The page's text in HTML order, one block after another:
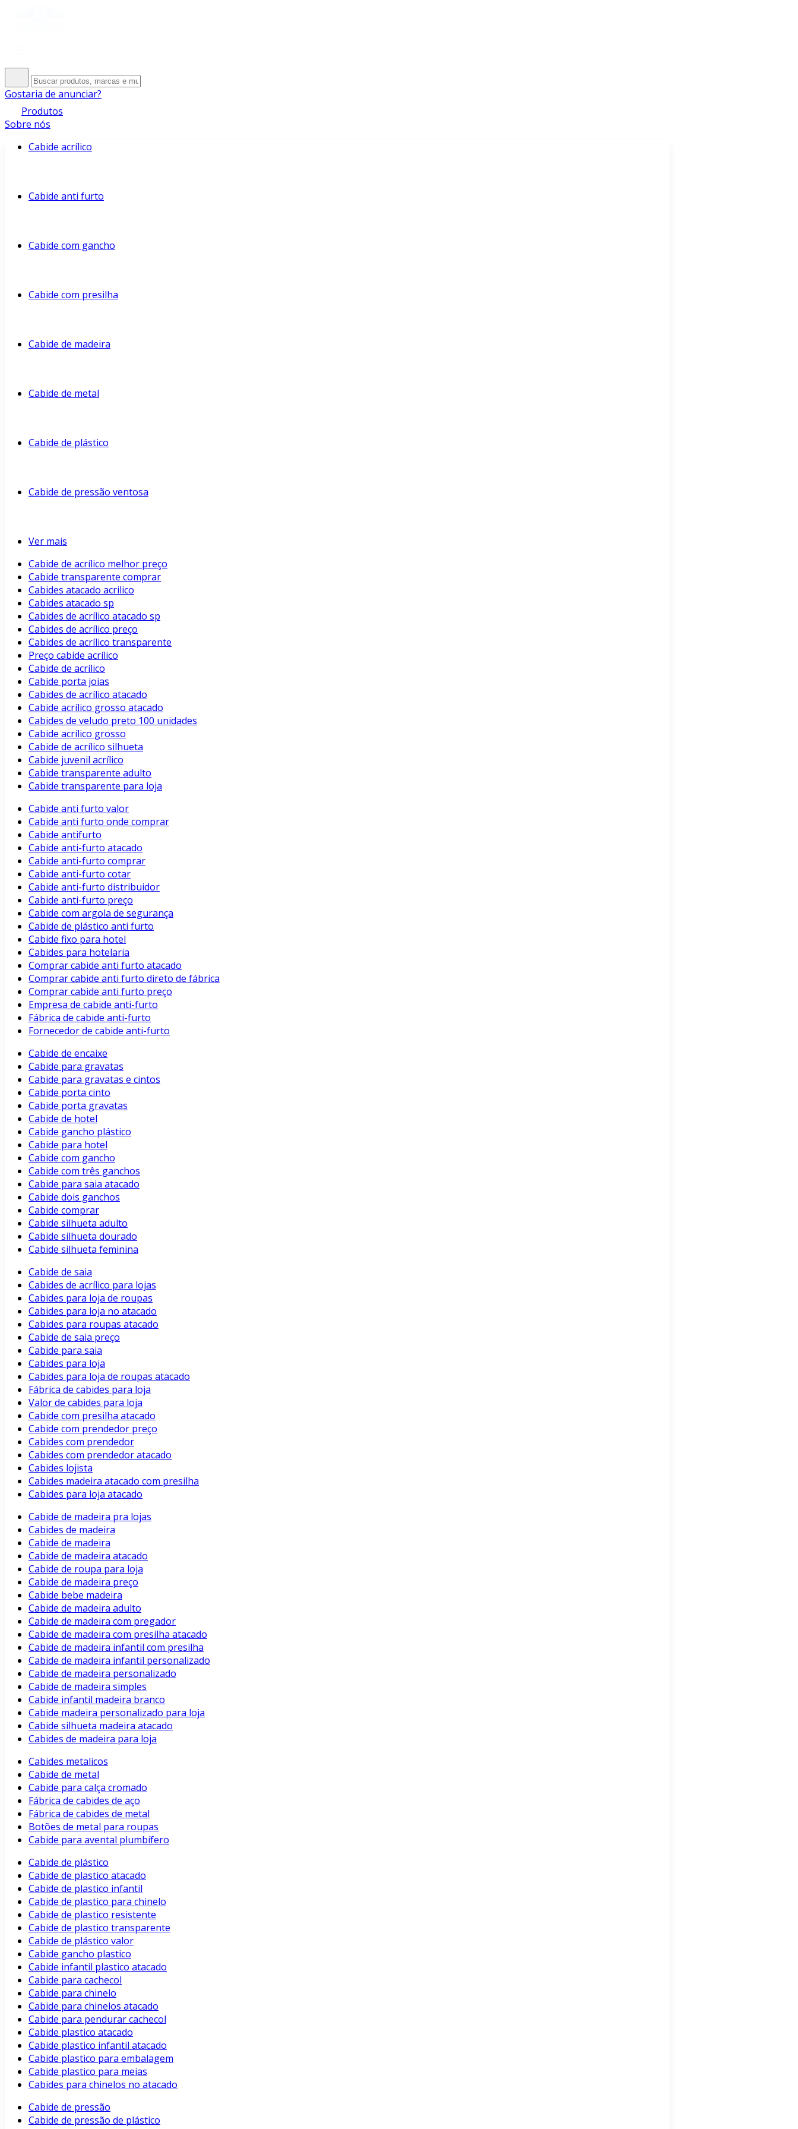
Gostaria de anunciar?
Produtos
Sobre nós
Cabide acrílico
Cabide anti furto
Cabide com gancho
Cabide com presilha
Cabide de madeira
Cabide de metal
Cabide de plástico
Cabide de pressão ventosa
Ver mais
Cabide de acrílico melhor preço
Cabide transparente comprar
Cabides atacado acrilico
Cabides atacado sp
Cabides de acrílico atacado sp
Cabides de acrílico preço
Cabides de acrílico transparente
Preço cabide acrílico
Cabide de acrílico
Cabide porta joias
Cabides de acrílico atacado
Cabide acrílico grosso atacado
Cabides de veludo preto 100 unidades
Cabide acrílico grosso
Cabide de acrílico silhueta
Cabide juvenil acrílico
Cabide transparente adulto
Cabide transparente para loja
Cabide anti furto valor
Cabide anti furto onde comprar
Cabide antifurto
Cabide anti-furto atacado
Cabide anti-furto comprar
Cabide anti-furto cotar
Cabide anti-furto distribuidor
Cabide anti-furto preço
Cabide com argola de segurança
Cabide de plástico anti furto
Cabide fixo para hotel
Cabides para hotelaria
Comprar cabide anti furto atacado
Comprar cabide anti furto direto de fábrica
Comprar cabide anti furto preço
Empresa de cabide anti-furto
Fábrica de cabide anti-furto
Fornecedor de cabide anti-furto
Cabide de encaixe
Cabide para gravatas
Cabide para gravatas e cintos
Cabide porta cinto
Cabide porta gravatas
Cabide de hotel
Cabide gancho plástico
Cabide para hotel
Cabide com gancho
Cabide com três ganchos
Cabide para saia atacado
Cabide dois ganchos
Cabide comprar
Cabide silhueta adulto
Cabide silhueta dourado
Cabide silhueta feminina
Cabide de saia
Cabides de acrílico para lojas
Cabides para loja de roupas
Cabides para loja no atacado
Cabides para roupas atacado
Cabide de saia preço
Cabide para saia
Cabides para loja
Cabides para loja de roupas atacado
Fábrica de cabides para loja
Valor de cabides para loja
Cabide com presilha atacado
Cabide com prendedor preço
Cabides com prendedor
Cabides com prendedor atacado
Cabides lojista
Cabides madeira atacado com presilha
Cabides para loja atacado
Cabide de madeira pra lojas
Cabides de madeira
Cabide de madeira
Cabide de madeira atacado
Cabide de roupa para loja
Cabide de madeira preço
Cabide bebe madeira
Cabide de madeira adulto
Cabide de madeira com pregador
Cabide de madeira com presilha atacado
Cabide de madeira infantil com presilha
Cabide de madeira infantil personalizado
Cabide de madeira personalizado
Cabide de madeira simples
Cabide infantil madeira branco
Cabide madeira personalizado para loja
Cabide silhueta madeira atacado
Cabides de madeira para loja
Cabides metalicos
Cabide de metal
Cabide para calça cromado
Fábrica de cabides de aço
Fábrica de cabides de metal
Botões de metal para roupas
Cabide para avental plumbífero
Cabide de plástico
Cabide de plastico atacado
Cabide de plastico infantil
Cabide de plastico para chinelo
Cabide de plastico resistente
Cabide de plastico transparente
Cabide de plástico valor
Cabide gancho plastico
Cabide infantil plastico atacado
Cabide para cachecol
Cabide para chinelo
Cabide para chinelos atacado
Cabide para pendurar cachecol
Cabide plastico atacado
Cabide plastico infantil atacado
Cabide plastico para embalagem
Cabide plastico para meias
Cabides para chinelos no atacado
Cabide de pressão
Cabide de pressão de plástico